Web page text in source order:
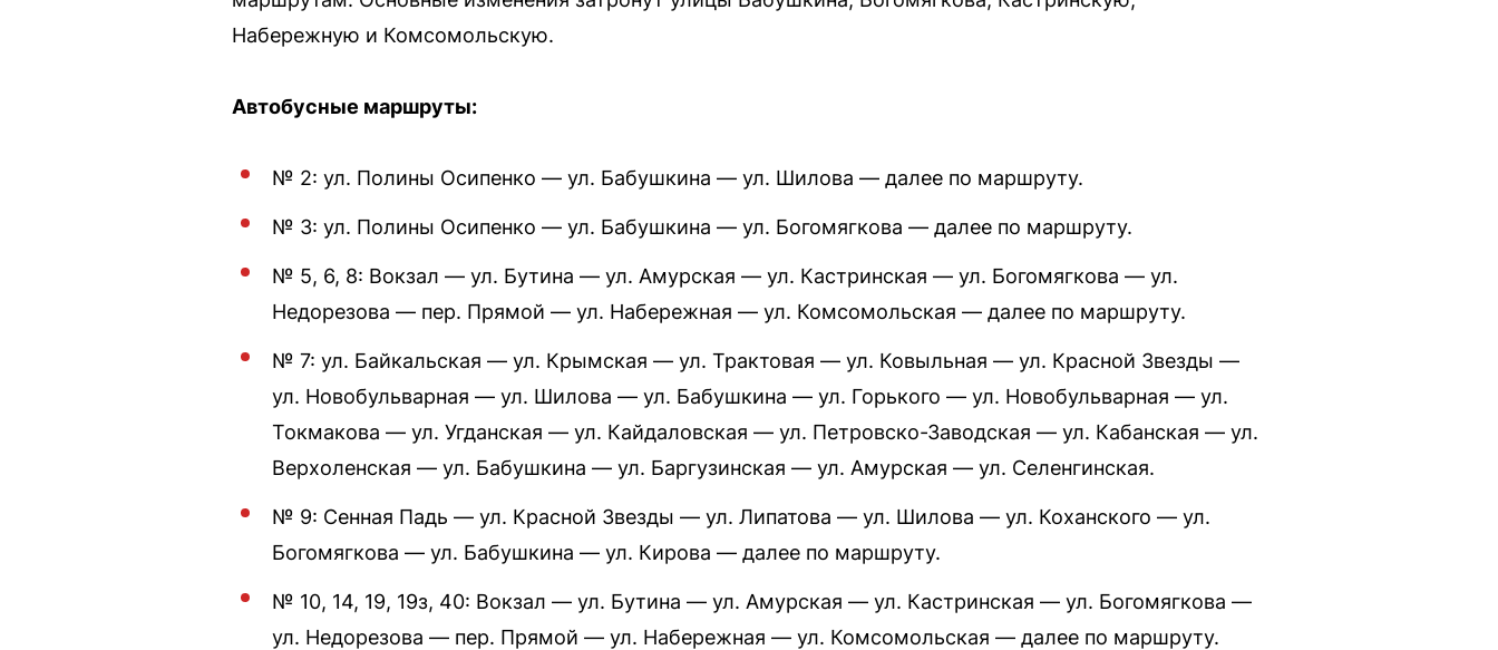
Набережную и Комсомольскую.
Автобусные маршруты:
№ 2: ул. Полины Осипенко — ул. Бабушкина — ул. Шилова — далее по маршруту.
№ 3: ул. Полины Осипенко — ул. Бабушкина — ул. Богомягкова — далее по маршруту.
№ 5, 6, 8: Вокзал — ул. Бутина — ул. Амурская — ул. Кастринская — ул. Богомягкова — ул.
Недорезова — пер. Прямой — ул. Набережная — ул. Комсомольская — далее по маршруту.
№ 7: ул. Байкальская — ул. Крымская — ул. Трактовая — ул. Ковыльная — ул. Красной Звезды —
ул. Новобульварная — ул. Шилова — ул. Бабушкина — ул. Горького — ул. Новобульварная — ул.
Токмакова — ул. Угданская — ул. Кайдаловская — ул. Петровско-Заводская — ул. Кабанская — ул.
Верхоленская — ул. Бабушкина — ул. Баргузинская — ул. Амурская — ул. Селенгинская.
№ 9: Сенная Падь — ул. Красной Звезды — ул. Липатова — ул. Шилова — ул. Коханского — ул.
Богомягкова — ул. Бабушкина — ул. Кирова — далее по маршруту.
№ 10, 14, 19, 19з, 40: Вокзал — ул. Бутина — ул. Амурская — ул. Кастринская — ул. Богомягкова —
ул. Недорезова — пер. Прямой — ул. Набережная — ул. Комсомольская — далее по маршруту.